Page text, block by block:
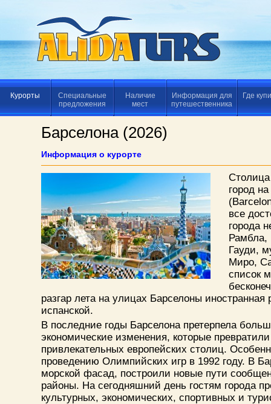
Курорты
Специальные
предложения
Наличие
мест
Информация для
путешественника
Где
Барселона (2026)
Информация о курорте
город
все
города
Рамбла,
Гауди,
Миро,
список
разгар лета на улицах Барселоны
испанской.
В последние годы Барселона претерпела
экономические изменения, которые
привлекательных европейских столиц.
проведению Олимпийских игр в 1992 году. В
морской фасад, построили новые пути
районы. На сегодняшний день гостям города
культурных, экономических, спортивных и